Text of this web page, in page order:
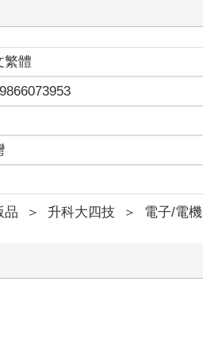
繁體
品 ＞ 升科大四技 ＞ 電子/電機